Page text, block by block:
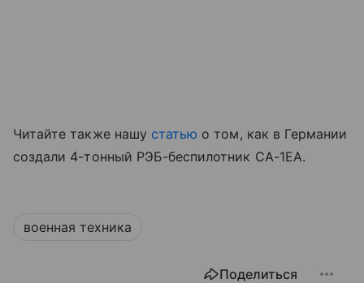
Читайте также нашу статью о том, как в Германии
создали 4-тонный РЭБ-беспилотник CA-1EA.
военная техника
Поделиться